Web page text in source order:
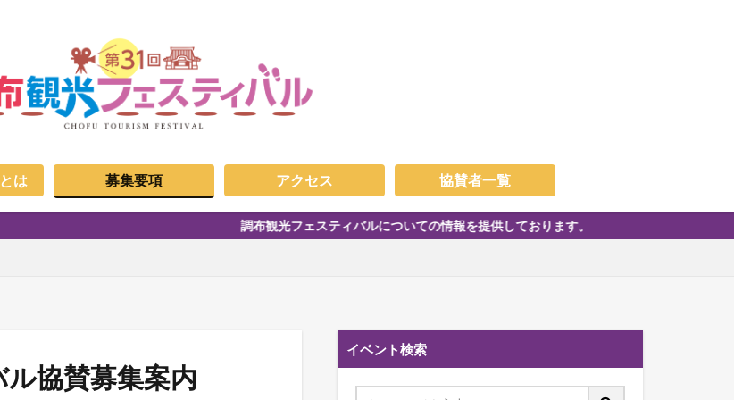
は 募集要項 アクセス 協賛者一覧
調布観光フェスティバルについての情報を提供しております。
協賛募集案内
イベント検索